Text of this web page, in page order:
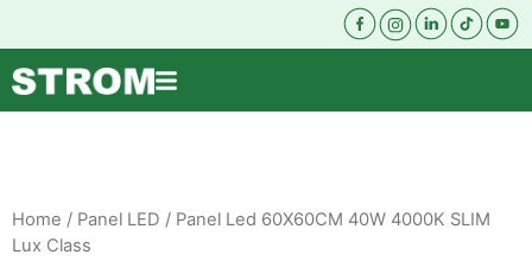
Home / Panel LED / Panel Led 60X60CM 40W 4000K SLIM
Lux Class